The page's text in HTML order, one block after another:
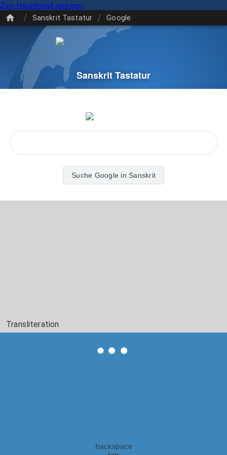
Zum Hauptinhalt springen
/ Sanskrit Tastatur / Google
Sanskrit Tastatur
Suche Google in Sanskrit
backspace
Transliteration